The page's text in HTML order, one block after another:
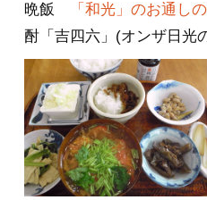
晩飯
「和光」のお通し
酎「吉四六」(オンザ日光